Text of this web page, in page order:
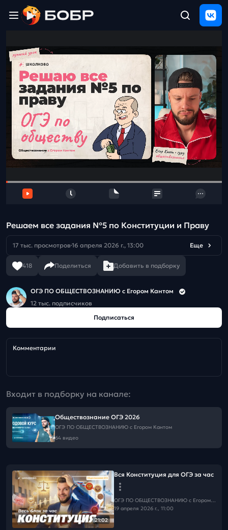
ЩЕЛЧОК
2026
Полезные
материалы
Проверка
сочинений
поддержка
и
отзыв
Решаем все задания №5 по Конституции и Праву
17 тыс. просмотров 16 апреля 2026 г., 13:00 Еще
418 Поделиться Добавить в подборку
ОГЭ ПО ОБЩЕСТВОЗНАНИЮ c Егором Кантом
12 тыс. подписчиков
Подписаться
Комментарии
Входит в подборку на канале:
Обществознание ОГЭ 2026
ОГЭ ПО ОБЩЕСТВОЗНАНИЮ c Егором Кантом
64 видео
21:02
Вся Конституция для ОГЭ за час
ОГЭ ПО ОБЩЕСТВОЗНАНИЮ c Егором Кантом
19 апреля 2026 г., 11:00